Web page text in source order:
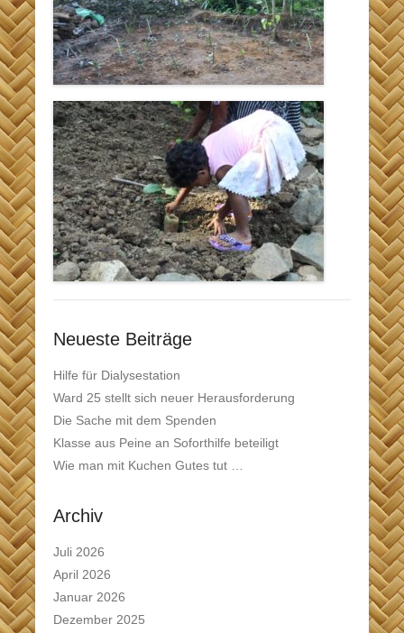
Neueste Beiträge
Hilfe für Dialysestation
Ward 25 stellt sich neuer Herausforderung
Die Sache mit dem Spenden
Klasse aus Peine an Soforthilfe beteiligt
Wie man mit Kuchen Gutes tut …
Archiv
Juli 2026
April 2026
Januar 2026
Dezember 2025